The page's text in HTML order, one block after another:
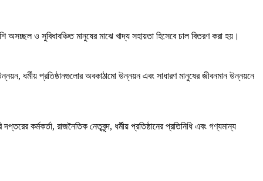
ও সুবিধাবঞ্চিত মানুষের মাঝে খাদ্য সহায়তা হিসেবে চাল বিতরণ করা হয়।
ধর্মীয় প্রতিষ্ঠানগুলোর অবকাঠামো উন্নয়ন এবং সাধারণ মানুষের জীবনমান উন্নয়নে
কর্মকর্তা, রাজনৈতিক নেতৃবৃন্দ, ধর্মীয় প্রতিষ্ঠানের প্রতিনিধি এবং গণ্যমান্য